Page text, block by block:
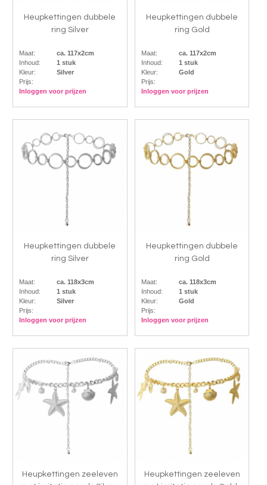
Heupkettingen dubbele
ring Silver
Maat:
ca. 117x2cm
Inhoud:
1 stuk
Kleur:
Silver
Prijs:
Inloggen voor prijzen
Heupkettingen dubbele
ring Gold
Maat:
ca. 117x2cm
Inhoud:
1 stuk
Kleur:
Gold
Prijs:
Inloggen voor prijzen
Heupkettingen dubbele
ring Silver
Maat:
ca. 118x3cm
Inhoud:
1 stuk
Kleur:
Silver
Prijs:
Inloggen voor prijzen
Heupkettingen dubbele
ring Gold
Maat:
ca. 118x3cm
Inhoud:
1 stuk
Kleur:
Gold
Prijs:
Inloggen voor prijzen
Heupkettingen zeeleven
Heupkettingen zeeleven